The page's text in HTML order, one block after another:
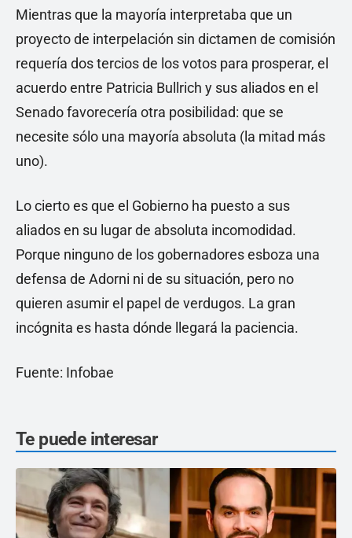
Mientras que la mayoría interpretaba que un
proyecto de interpelación sin dictamen de comisión
requería dos tercios de los votos para prosperar, el
acuerdo entre Patricia Bullrich y sus aliados en el
Senado favorecería otra posibilidad: que se
necesite sólo una mayoría absoluta (la mitad más
uno).
Lo cierto es que el Gobierno ha puesto a sus
aliados en su lugar de absoluta incomodidad.
Porque ninguno de los gobernadores esboza una
defensa de Adorni ni de su situación, pero no
quieren asumir el papel de verdugos. La gran
incógnita es hasta dónde llegará la paciencia.
Fuente: Infobae
Te puede interesar